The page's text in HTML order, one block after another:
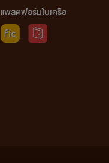
แพลตฟอร์มในเครือ